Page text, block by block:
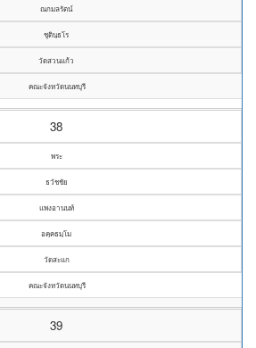
ณกมลรัตน์
ชุตินฺธโร
วัดสวนแก้ว
คณะจังหวัดนนทบุรี
38
พระ
ธวัชชัย
แพงอานนท์
อคฺคธมฺโม
วัดสะแก
คณะจังหวัดนนทบุรี
39